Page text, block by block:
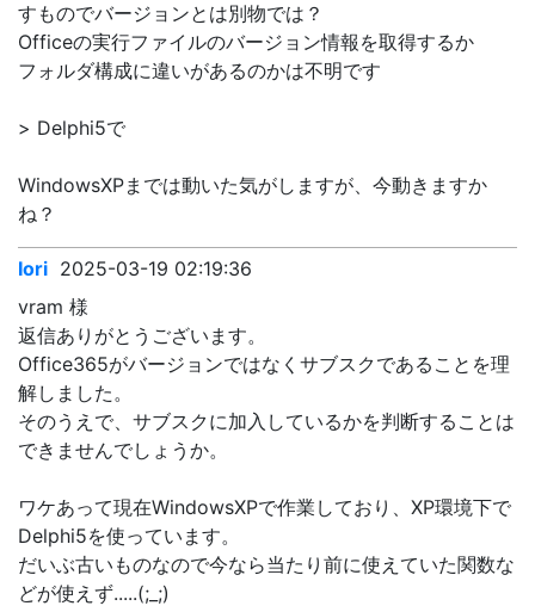
すものでバージョンとは別物では？
Officeの実行ファイルのバージョン情報を取得するか
フォルダ構成に違いがあるのかは不明です
> Delphi5で
WindowsXPまでは動いた気がしますが、今動きますか
ね？
Iori 2025-03-19 02:19:36
vram 様
返信ありがとうございます。
Office365がバージョンではなくサブスクであることを理
解しました。
そのうえで、サブスクに加入しているかを判断することは
できませんでしょうか。
ワケあって現在WindowsXPで作業しており、XP環境下で
Delphi5を使っています。
だいぶ古いものなので今なら当たり前に使えていた関数な
どが使えず.....(;_;)